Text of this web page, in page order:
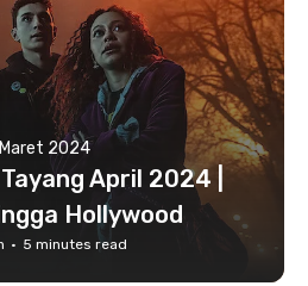
2024
April 2024 |
Hollywood
· 5 minutes read